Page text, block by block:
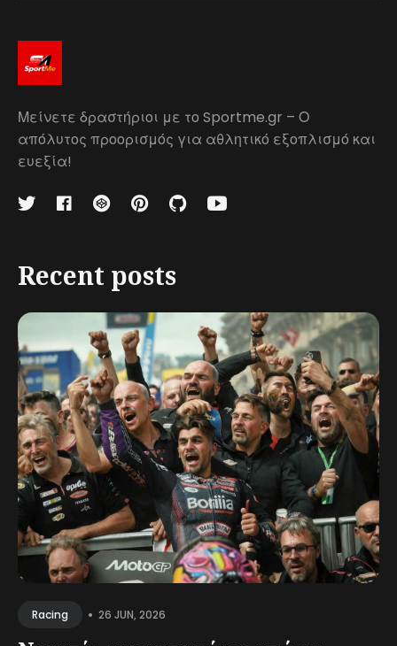
Μείνετε δραστήριοι με το Sportme.gr – Ο
απόλυτος προορισμός για αθλητικό εξοπλισμό και
ευεξία!
Recent posts
Racing • 26 JUN, 2026